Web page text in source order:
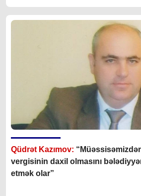
Qüdrət Kazımov:
vergisinin daxil olmasını
etmək olar”